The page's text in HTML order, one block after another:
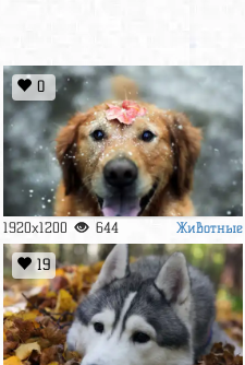
0
1920x1200 644 Животные
19